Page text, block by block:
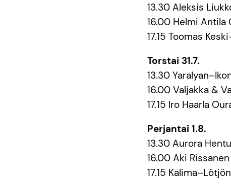
13.30 Aleksis
16.00 Helmi Antila
17.15 Toomas
Torstai 31.7.
13.30
16.00 Valjakka &
17.15 Iro Haarla
Perjantai 1.8.
13.30 Aurora
16.00 Aki
17.15